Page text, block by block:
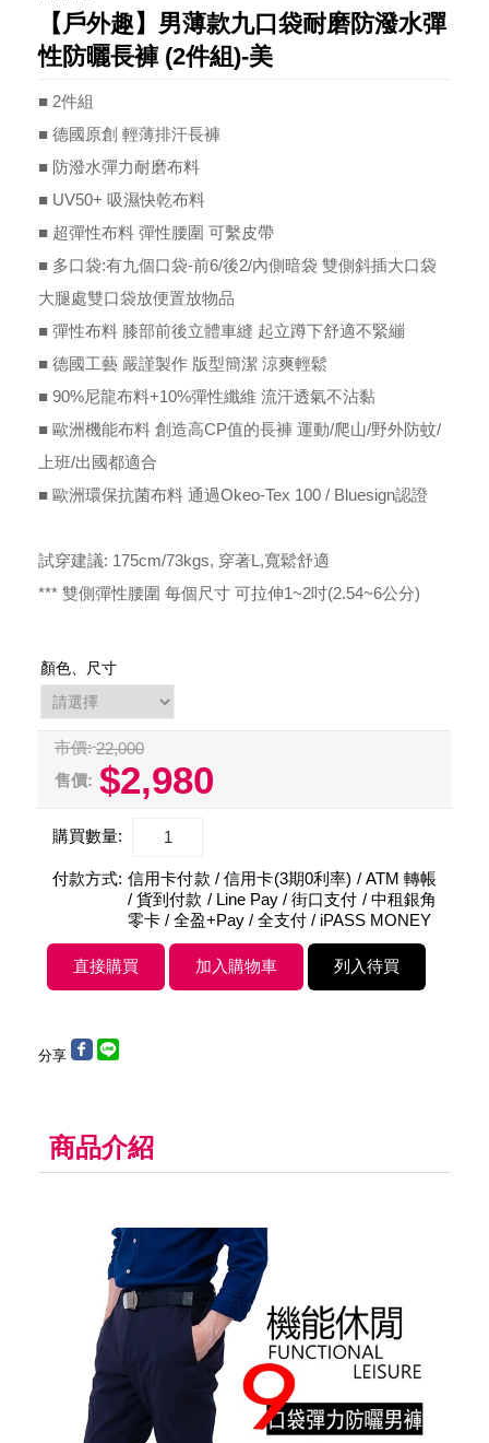
【戶外趣】男薄款九口袋耐磨防潑水彈
性防曬長褲 (2件組)-美
■ 2件組
■ 德國原創 輕薄排汗長褲
■ 防潑水彈力耐磨布料
■ UV50+ 吸濕快乾布料
■ 超彈性布料 彈性腰圍 可繫皮帶
■ 多口袋:有九個口袋-前6/後2/內側暗袋 雙側斜插大口袋
大腿處雙口袋放便置放物品
■ 彈性布料 膝部前後立體車縫 起立蹲下舒適不緊繃
■ 德國工藝 嚴謹製作 版型簡潔 涼爽輕鬆
■ 90%尼龍布料+10%彈性纖維 流汗透氣不沾黏
■ 歐洲機能布料 創造高CP值的長褲 運動/爬山/野外防蚊/
上班/出國都適合
■ 歐洲環保抗菌布料 通過Okeo-Tex 100 / Bluesign認證
試穿建議: 175cm/73kgs, 穿著L,寬鬆舒適
*** 雙側彈性腰圍 每個尺寸 可拉伸1~2吋(2.54~6公分)
顏色、尺寸
市價: 22,000
售價: $2,980
購買數量:
付款方式: 信用卡付款 / 信用卡(3期0利率) / ATM 轉帳
/ 貨到付款 / Line Pay / 街口支付 / 中租銀角
零卡 / 全盈+Pay / 全支付 / iPASS MONEY
分享
商品介紹